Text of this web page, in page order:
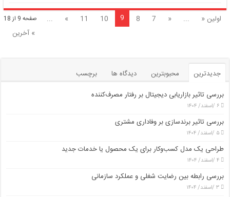
صفحه 9 از 18 اولین « ...
«
7
8
9
10
11
»
...
» آخرین
جدیدترین محبوبترین دیدگاه ها
برچسب
بررسی تاثیر بازاریابی دیجیتال بر رفتار مصرف‌کننده
۶ /اسفند/ ۱۴۰۴
بررسی تاثیر برندسازی بر وفاداری مشتری
۵ /اسفند/ ۱۴۰۴
طراحی یک مدل کسب‌وکار برای یک محصول یا خدمات جدید
۴ /اسفند/ ۱۴۰۴
بررسی رابطه بین رضایت شغلی و عملکرد سازمانی
۳ /اسفند/ ۱۴۰۴